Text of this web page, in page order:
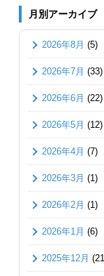
月別アーカイブ
2026年8月 (5)
2026年7月 (33)
2026年6月 (22)
2026年5月 (12)
2026年4月 (7)
2026年3月 (1)
2026年2月 (1)
2026年1月 (6)
2025年12月